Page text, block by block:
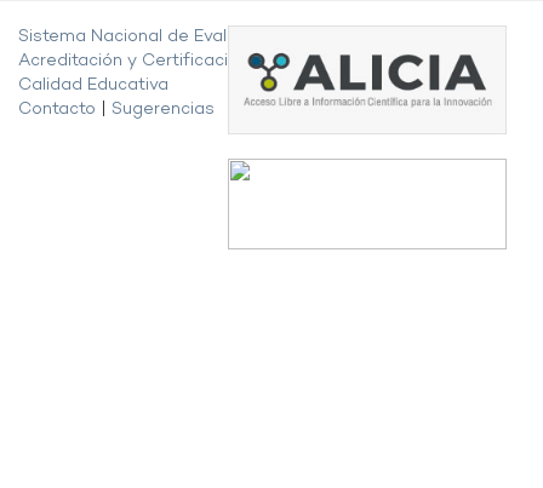
Sistema Nacional de Evaluación,
Acreditación y Certificación de la
Calidad Educativa
Contacto
Sugerencias